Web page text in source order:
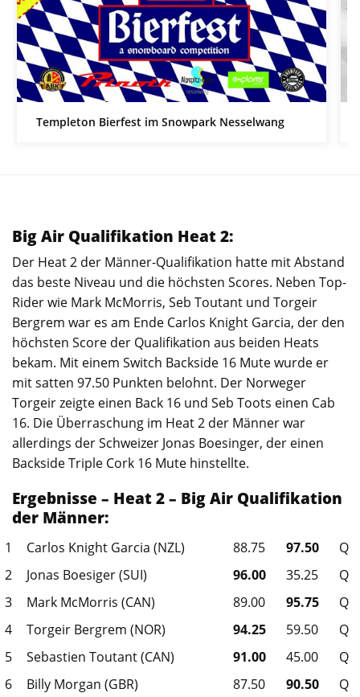
Templeton Bierfest im Snowpark Nesselwang
Big Air Qualifikation Heat 2:
Der Heat 2 der Männer-Qualifikation hatte mit Abstand
das beste Niveau und die höchsten Scores. Neben Top-
Rider wie Mark McMorris, Seb Toutant und Torgeir
Bergrem war es am Ende Carlos Knight Garcia, der den
höchsten Score der Qualifikation aus beiden Heats
bekam. Mit einem Switch Backside 16 Mute wurde er
mit satten 97.50 Punkten belohnt. Der Norweger
Torgeir zeigte einen Back 16 und Seb Toots einen Cab
16. Die Überraschung im Heat 2 der Männer war
allerdings der Schweizer Jonas Boesinger, der einen
Backside Triple Cork 16 Mute hinstellte.
Ergebnisse – Heat 2 – Big Air Qualifikation
der Männer:
1 Carlos Knight Garcia (NZL) 88.75 97.50
Q
2
Jonas Boesiger (SUI) 96.00 35.25
Q
3
Mark McMorris (CAN) 89.00 95.75
Q
4
Torgeir Bergrem (NOR) 94.25 59.50
Q
5
Sebastien Toutant (CAN) 91.00 45.00
Q
6
Billy Morgan (GBR) 87.50 90.50 Q